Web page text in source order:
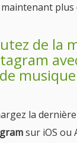
plus
de la
musique
la
sur iOS ou